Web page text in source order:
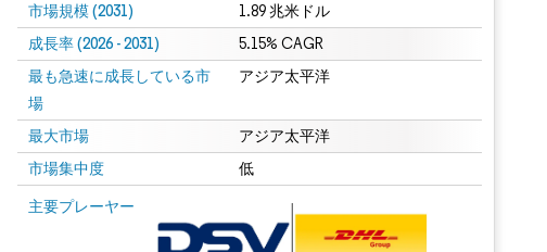
市場規模 (2031) 1.89 兆米ドル
成長率 (2026 - 2031) 5.15% CAGR
最も急速に成長している市
場
アジア太平洋
最大市場 アジア太平洋
市場集中度 低
主要プレーヤー
画像 © Mordor Intelligence。再利用にはCC BY 4.0の表示が必要です。
4.0の表示が必要です。